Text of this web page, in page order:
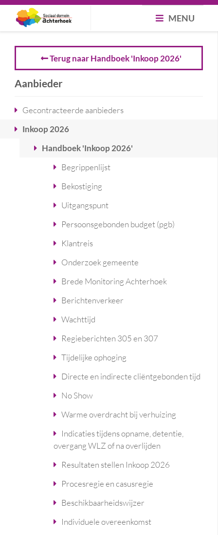
MENU
Terug naar Handboek 'Inkoop 2026'
Aanbieder
Gecontracteerde aanbieders
Inkoop 2026
Handboek 'Inkoop 2026'
Begrippenlijst
Bekostiging
Uitgangspunt
Persoonsgebonden budget (pgb)
Klantreis
Onderzoek gemeente
Brede Monitoring Achterhoek
Berichtenverkeer
Wachttijd
Regieberichten 305 en 307
Tijdelijke ophoging
Directe en indirecte cliëntgebonden tijd
No Show
Warme overdracht bij verhuizing
Indicaties tijdens opname, detentie,
overgang WLZ of na overlijden
Resultaten stellen Inkoop 2026
Procesregie en casusregie
Beschikbaarheidswijzer
Individuele overeenkomst